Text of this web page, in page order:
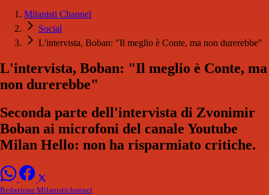
Milanisti Channel
Social
L'intervista, Boban: "Il meglio è Conte, ma non durerebbe"
L'intervista, Boban: "Il meglio è Conte, ma
non durerebbe"
Seconda parte dell'intervista di Zvonimir
Boban ai microfoni del canale Youtube
Milan Hello: non ha risparmiato critiche.
Redazione Milanistichannel